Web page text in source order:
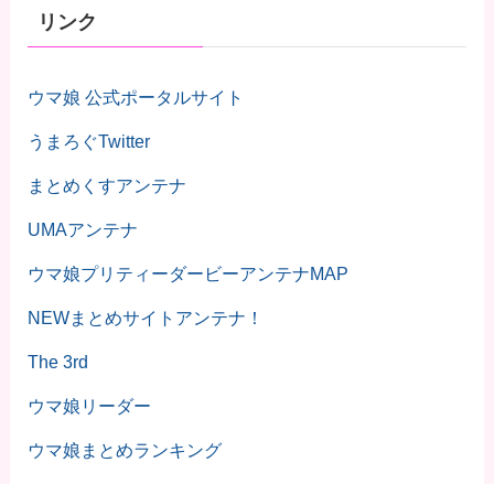
リンク
ウマ娘 公式ポータルサイト
うまろぐTwitter
まとめくすアンテナ
UMAアンテナ
ウマ娘プリティーダービーアンテナMAP
NEWまとめサイトアンテナ！
The 3rd
ウマ娘リーダー
ウマ娘まとめランキング